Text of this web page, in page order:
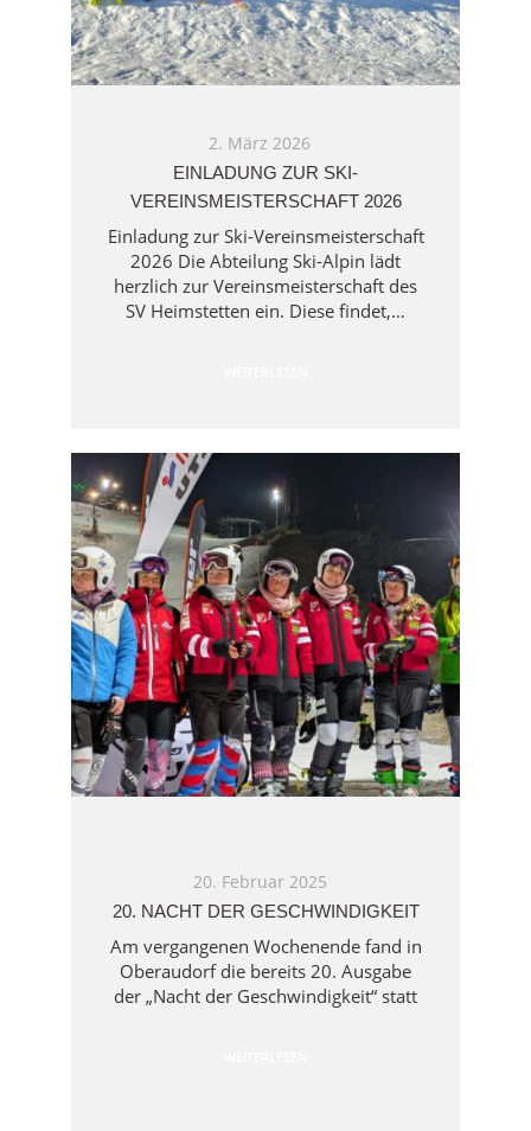
2. März 2026
EINLADUNG ZUR SKI-
VEREINSMEISTERSCHAFT 2026
Einladung zur Ski-Vereinsmeisterschaft
2026 Die Abteilung Ski-Alpin lädt
herzlich zur Vereinsmeisterschaft des
SV Heimstetten ein. Diese findet,…
20. Februar 2025
20. NACHT DER GESCHWINDIGKEIT
Am vergangenen Wochenende fand in
Oberaudorf die bereits 20. Ausgabe
der „Nacht der Geschwindigkeit“ statt